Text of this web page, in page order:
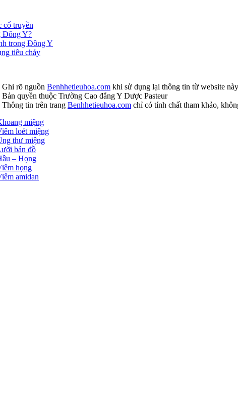
cổ truyền
Đông Y?
trong Đông Y
tiêu chảy
Ghi rõ nguồn Benhhetieuhoa.com khi sử dụng lại thông tin từ website
Bản quyền thuộc Trường Cao đẳng Y Dược Pasteur
Thông tin trên trang Benhhetieuhoa.com chỉ có tính chất tham khảo,
miệng
loét miệng
thư miệng
bản đồ
– Họng
họng
amidan